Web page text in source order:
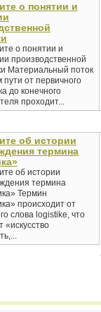
о понятии и
о понятии и
производственной
Материальный поток
пути от первичного
до конечного
проходит...
об истории
термина
об истории
термина
Термин
происходит от
слова logistike, что
«искусство